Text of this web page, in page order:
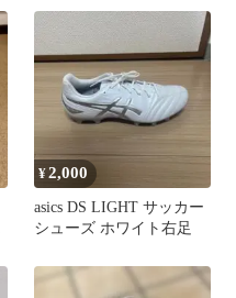
¥2,000
asics DS LIGHT サッカー
シューズ ホワイト右足